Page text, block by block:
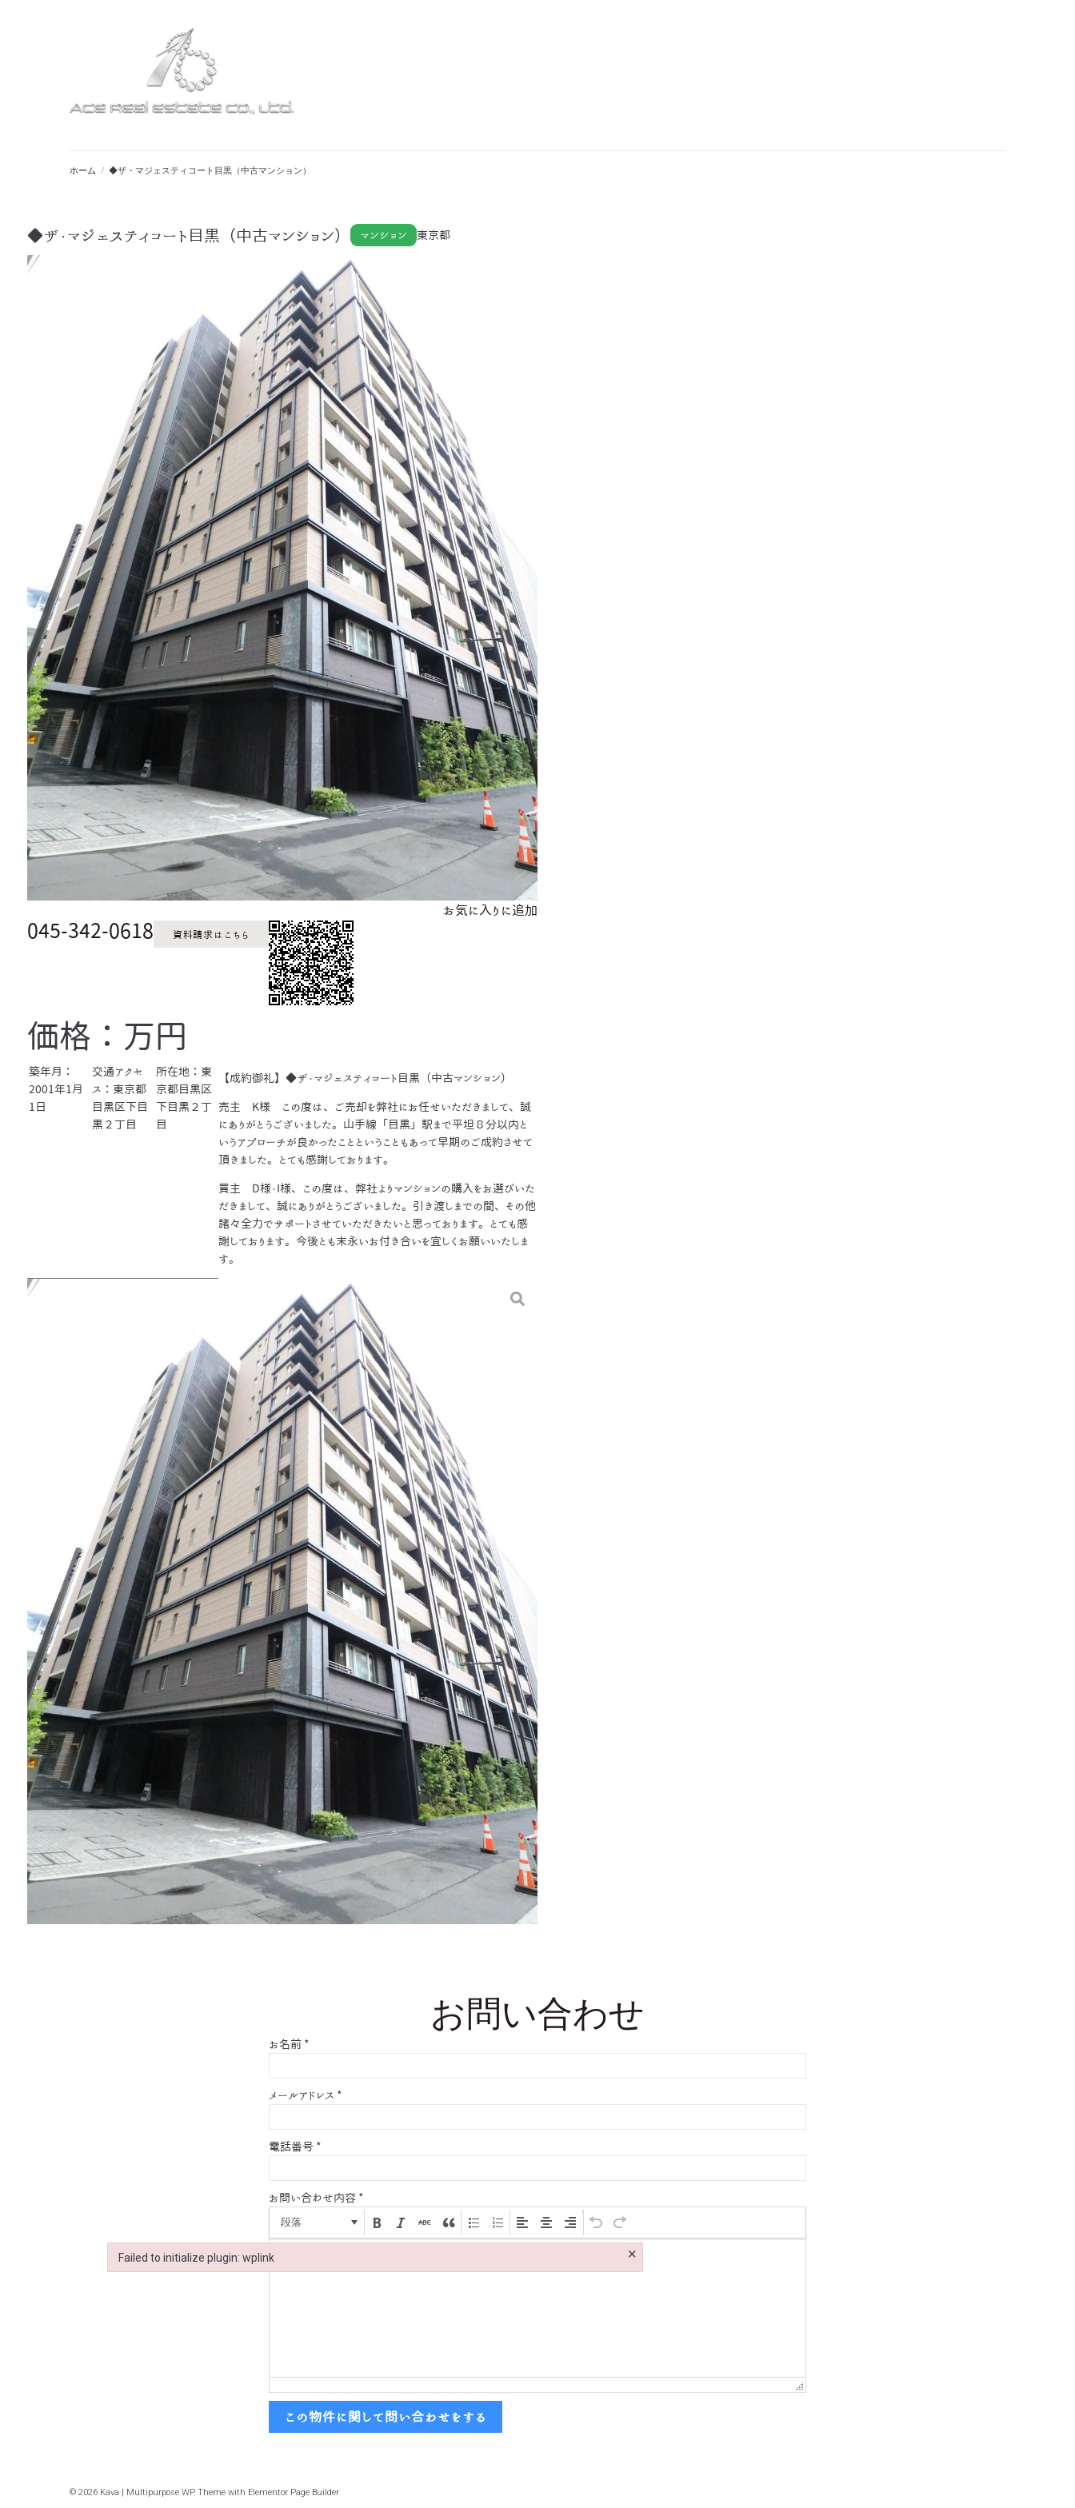
ホーム / ◆ザ・マジェスティコート目黒（中古マンション）
◆ザ・マジェスティコート目黒（中古マンション） マンション 東京都
お気に入りに追加
045-342-0618 資料請求はこちら
価格：万円
築年月：
2001年1月
1日
交通アクセ
ス：東京都
目黒区下目
黒２丁目
所在地：東
京都目黒区
下目黒２丁
目
【成約御礼】◆ザ・マジェスティコート目黒（中古マンション）
売主 K様 この度は、ご売却を弊社にお任せいただきまして、誠
にありがとうございました。山手線「目黒」駅まで平坦８分以内と
いうアプローチが良かったことということもあって早期のご成約させて
頂きました。とても感謝しております。
買主 D様・I様、この度は、弊社よりマンションの購入をお選びいた
だきまして、誠にありがとうございました。引き渡しまでの間、その他
諸々全力でサポートさせていただきたいと思っております。とても感
謝しております。今後とも末永いお付き合いを宜しくお願いいたしま
す。
お問い合わせ
お名前 *
メールアドレス *
電話番号 *
お問い合わせ内容 *
段落
この物件に関して問い合わせをする
© 2026 Kava | Multipurpose WP Theme with Elementor Page Builder
Failed to initialize plugin: wplink ×
Failed to initialize plugin: wplink